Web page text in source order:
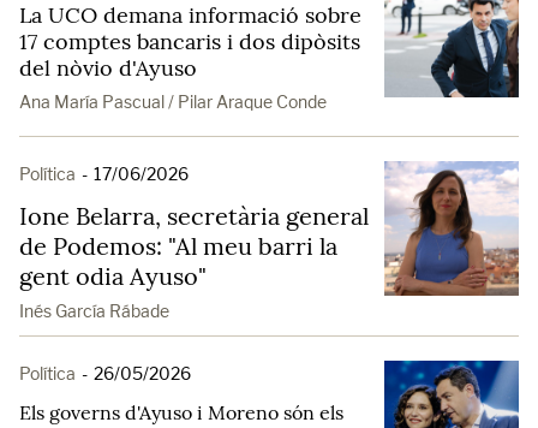
La UCO demana informació sobre
17 comptes bancaris i dos dipòsits
del nòvio d'Ayuso
Ana María Pascual / Pilar Araque Conde
Política - 17/06/2026
Ione Belarra, secretària general
de Podemos: "Al meu barri la
gent odia Ayuso"
Inés García Rábade
Política - 26/05/2026
Els governs d'Ayuso i Moreno són els